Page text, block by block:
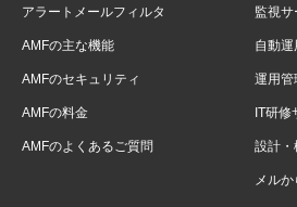
アラートメールフィルタ
AMFの主な機能
AMFのセキュリティ
AMFの料金
AMFのよくあるご質問
監視サ
自動
運用管
IT研修
設計・
メル